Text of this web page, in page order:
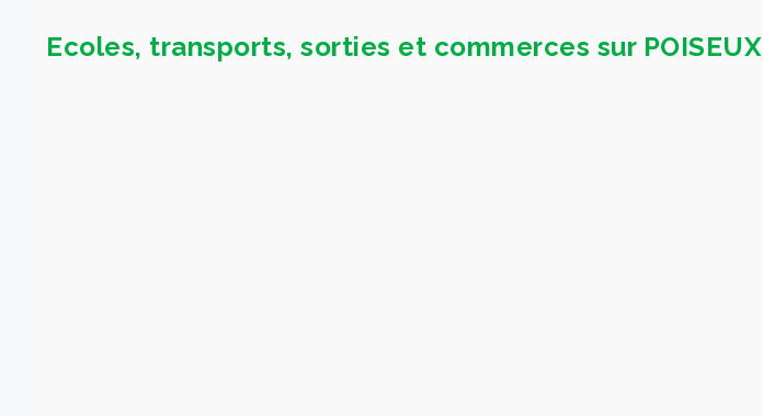
Ecoles, transports, sorties et commerces sur POISEUX